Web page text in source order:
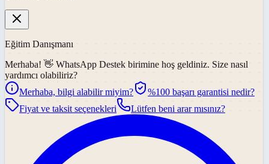
Eğitim Danışmanı
Merhaba! 👋 WhatsApp Destek birimine hoş geldiniz. Size nasıl
yardımcı olabiliriz?
Merhaba, bilgi alabilir miyim?
%100 başarı garantisi nedir?
Fiyat ve taksit seçenekleri
Lütfen beni arar mısınız?